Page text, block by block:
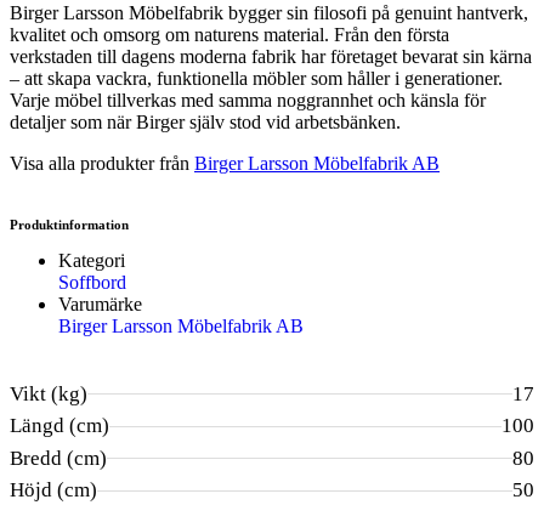
Birger Larsson Möbelfabrik bygger sin filosofi på genuint hantverk,
kvalitet och omsorg om naturens material. Från den första
verkstaden till dagens moderna fabrik har företaget bevarat sin kärna
– att skapa vackra, funktionella möbler som håller i generationer.
Varje möbel tillverkas med samma noggrannhet och känsla för
detaljer som när Birger själv stod vid arbetsbänken.
Visa alla produkter från Birger Larsson Möbelfabrik AB
Produktinformation
Kategori
Soffbord
Varumärke
Birger Larsson Möbelfabrik AB
Vikt (kg)
17
Längd (cm)
100
Bredd (cm)
80
Höjd (cm)
50